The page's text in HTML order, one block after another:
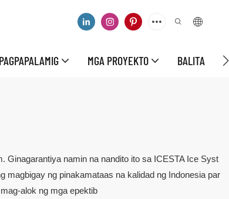
MGA PROYEKTO BALITA
Ginagarantiya namin na nandito ito sa ICESTA Ice Syst
magbigay ng pinakamataas na kalidad ng Indonesia par
alok ng mga epektib